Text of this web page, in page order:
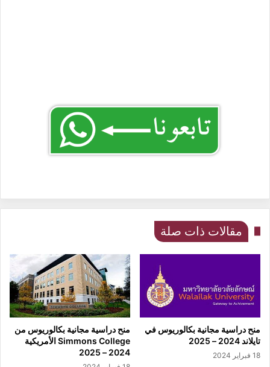
مقالات ذات صلة
منح دراسية مجانية بكالوريوس في
تايلاند 2024 – 2025
18 فبراير 2024
منح دراسية مجانية بكالوريوس من
Simmons College الأمريكية
2024 – 2025